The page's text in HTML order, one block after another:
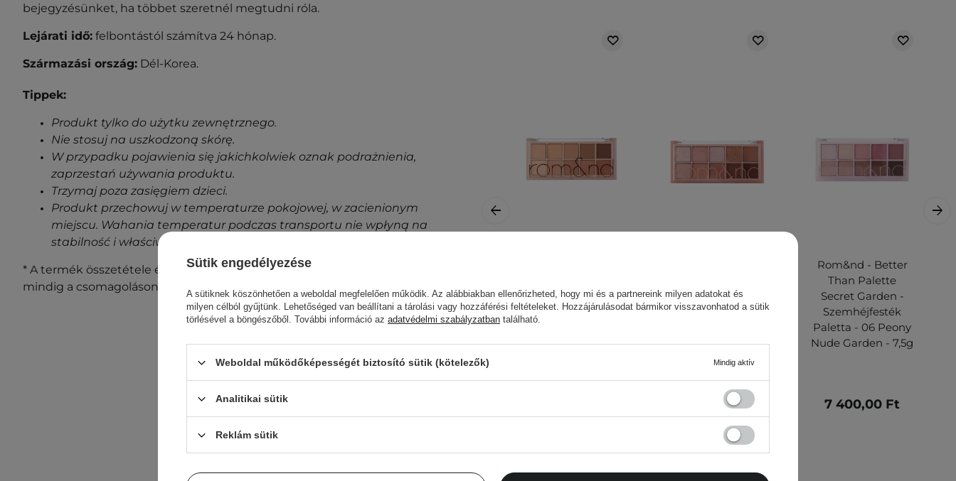
bejegyzésünket, ha többet szeretnél megtudni róla.
Lejárati idő: felbontástól számítva 24 hónap.
Származási ország: Dél-Korea.
Tippek:
Produkt tylko do użytku zewnętrznego.
Nie stosuj na uszkodzoną skórę.
W przypadku pojawienia się jakichkolwiek oznak podrażnienia,
zaprzestań używania produktu.
Trzymaj poza zasięgiem dzieci.
Produkt przechowuj w temperaturze pokojowej, w zacienionym
miejscu. Wahania temperatur podczas transportu nie wpłyną na
stabilność i właściwości produktu.
* A termék összetétele és csomagolása változhat. A legfrissebb információkat
mindig a csomagoláson találod. Kérdésed van?
Szemhéjfesték
Paletta - 05 Shade
& Shadow Garden -
8g
Szemhéjfesték
Paletta - 03
7,5g
7 900,00 Ft
Rom&nd - Better
Than Palette
Secret Garden -
Szemhéjfesték
Paletta - 06 Peony
Nude Garden - 7,5g
7 400,00 Ft
Sütik engedélyezése
A sütiknek köszönhetően a weboldal megfelelően működik. Az alábbiakban ellenőrizheted, hogy mi és a partnereink milyen adatokat és
milyen célból gyűjtünk. Lehetőséged van beállítani a tárolási vagy hozzáférési feltételeket. Hozzájárulásodat bármikor visszavonhatod a sütik
törlésével a böngészőből. További információ az adatvédelmi szabályzatban található.
Weboldal működőképességét biztosító sütik (kötelezők) Mindig aktív
Analitikai sütik
Reklám sütik